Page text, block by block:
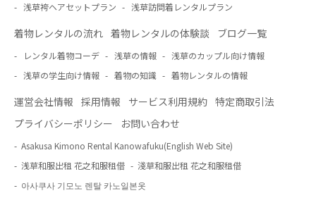
浅草袴ヘアセットプラン
浅草訪問着レンタルプラン
着物レンタルの流れ 着物レンタルの体験談 ブログ一覧
レンタル着物コーデ 浅草の情報
浅草のカップル向け情報
浅草の学生向け情報
着物の知識 着物レンタルの情報
運営会社情報 採用情報 サービス利用規約 特定商取引法
プライバシーポリシー
お問い合わせ
Asakusa Kimono Rental Kanowafuku(English Web Site)
浅草和服出租 花之和服租借
淺草和服出租 花之和服租借
아사쿠사 기모노 렌탈 카노일본옷